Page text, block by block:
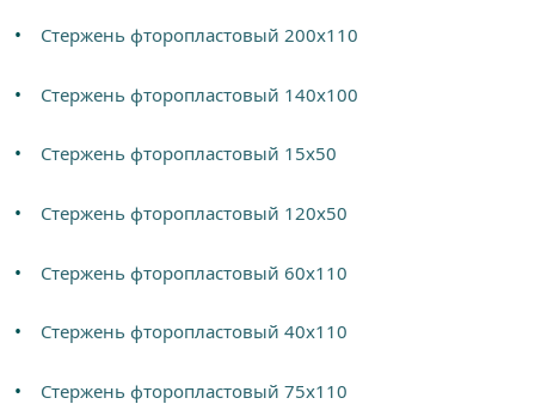
Стержень фторопластовый 200х110
Стержень фторопластовый 140х100
Стержень фторопластовый 15х50
Стержень фторопластовый 120х50
Стержень фторопластовый 60х110
Стержень фторопластовый 40х110
Стержень фторопластовый 75х110